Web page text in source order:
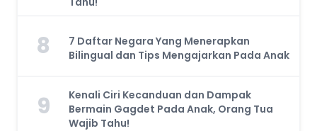
8
7 Daftar Negara Yang Menerapkan
Bilingual dan Tips Mengajarkan Pada Anak
9
Kenali Ciri Kecanduan dan Dampak
Bermain Gagdet Pada Anak, Orang Tua
Wajib Tahu!